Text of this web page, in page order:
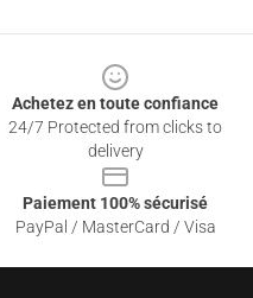
Achetez en toute confiance
24/7 Protected from clicks to
delivery
Paiement 100% sécurisé
PayPal / MasterCard / Visa